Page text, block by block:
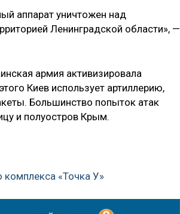
аппарат уничтожен над
Ленинградской области», —
армия активизировала
Киев использует артиллерию,
Большинство попыток атак
и полуостров Крым.
комплекса «Точка У»